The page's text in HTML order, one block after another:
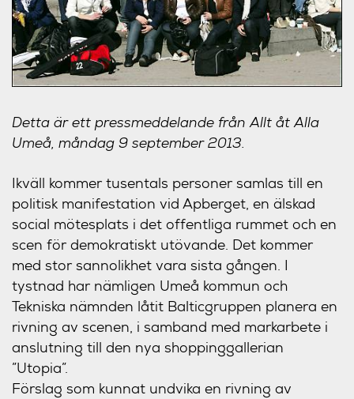
Detta är ett pressmeddelande från Allt åt Alla
Umeå, måndag 9 september 2013.
Ikväll kommer tusentals personer samlas till en
politisk manifestation vid Apberget, en älskad
social mötesplats i det offentliga rummet och en
scen för demokratiskt utövande. Det kommer
med stor sannolikhet vara sista gången. I
tystnad har nämligen Umeå kommun och
Tekniska nämnden låtit Balticgruppen planera en
rivning av scenen, i samband med markarbete i
anslutning till den nya shoppinggallerian
”Utopia”.
Förslag som kunnat undvika en rivning av